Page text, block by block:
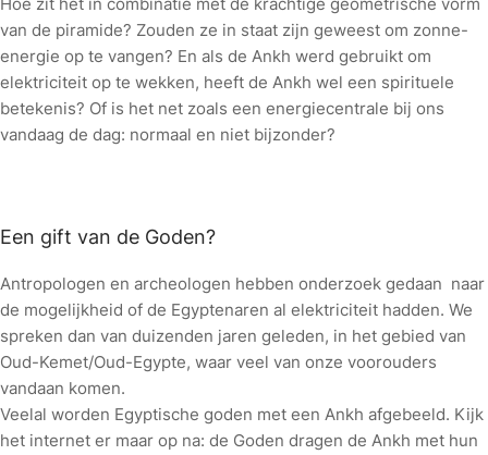
van de piramide? Zouden ze in staat zijn geweest om zonne-
energie op te vangen? En als de Ankh werd gebruikt om
elektriciteit op te wekken, heeft de Ankh wel een spirituele
betekenis? Of is het net zoals een energiecentrale bij ons
vandaag de dag: normaal en niet bijzonder?
Een gift van de Goden?
Antropologen en archeologen hebben onderzoek gedaan naar
de mogelijkheid of de Egyptenaren al elektriciteit hadden. We
spreken dan van duizenden jaren geleden, in het gebied van
Oud-Kemet/Oud-Egypte, waar veel van onze voorouders
vandaan komen.
Veelal worden Egyptische goden met een Ankh afgebeeld. Kijk
het internet er maar op na: de Goden dragen de Ankh met hun